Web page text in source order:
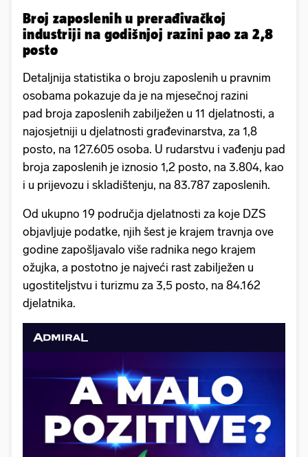
Broj zaposlenih u prerađivačkoj
industriji na godišnjoj razini pao za 2,8
posto
Detaljnija statistika o broju zaposlenih u pravnim
osobama pokazuje da je na mjesečnoj razini
pad broja zaposlenih zabilježen u 11 djelatnosti, a
najosjetniji u djelatnosti građevinarstva, za 1,8
posto, na 127.605 osoba. U rudarstvu i vađenju pad
broja zaposlenih je iznosio 1,2 posto, na 3.804, kao
i u prijevozu i skladištenju, na 83.787 zaposlenih.
Od ukupno 19 područja djelatnosti za koje DZS
objavljuje podatke, njih šest je krajem travnja ove
godine zapošljavalo više radnika nego krajem
ožujka, a postotno je najveći rast zabilježen u
ugostiteljstvu i turizmu za 3,5 posto, na 84.162
djelatnika.